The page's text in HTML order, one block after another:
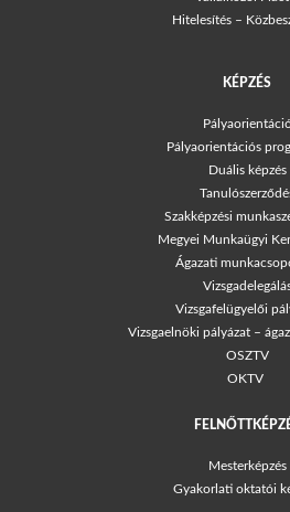
Hitelesítés –
KÉPZÉS
Pályaorientációs
Duális képzés
Szakképzési
Megyei Munkaügyi
Ágazati
Vizsgafelügyelői
Vizsgaelnöki pályázat –
OSZTV
OKTV
Mesterképzés
Gyakorlati oktatói